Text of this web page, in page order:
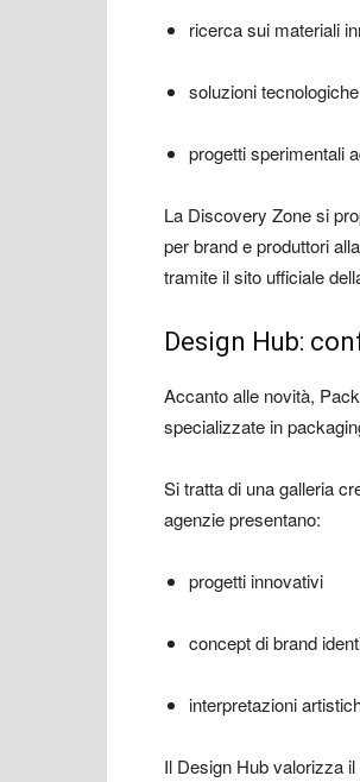
ricerca sui materiali
soluzioni
progetti sperimentali
La Discovery Zone si
per brand e produttori
tramite il sito ufficiale
Design Hub:
Accanto alle novità,
specializzate in
Si tratta di una galleria
agenzie presentano:
progetti innovativi
concept di brand
interpretazioni
Il Design Hub valorizza